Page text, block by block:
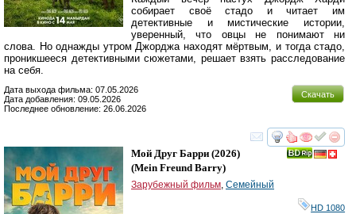
собирает своё стадо и читает им
детективные и мистические истории,
уверенный, что овцы не понимают ни
слова. Но однажды утром Джорджа находят мёртвым, и тогда стадо,
проникшееся детективными сюжетами, решает взять расследование
на себя.
Скачать
Дата выхода фильма: 07.05.2026
Дата добавления: 09.05.2026
Последнее обновление: 26.06.2026
смотреть
Мой Друг Барри (2026)
(Mein Freund Barry)
Зарубежный фильм, Семейный
HD 1080